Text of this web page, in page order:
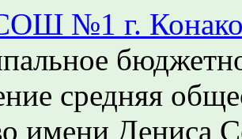
№1 г.
средняя
имени Дениса